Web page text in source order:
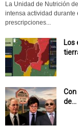
La Unidad de Nutrición
intensa actividad durante
prescripciones...
Los
de...